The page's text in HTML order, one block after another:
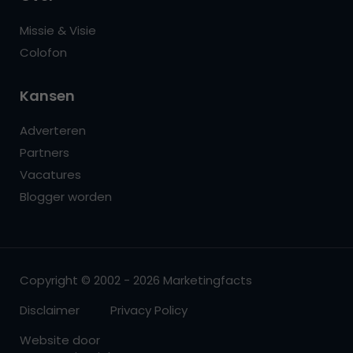
Missie & Visie
Colofon
Kansen
Adverteren
Partners
Vacatures
Blogger worden
Copyright © 2002 - 2026 Marketingfacts
Disclaimer
Privacy Policy
Website door